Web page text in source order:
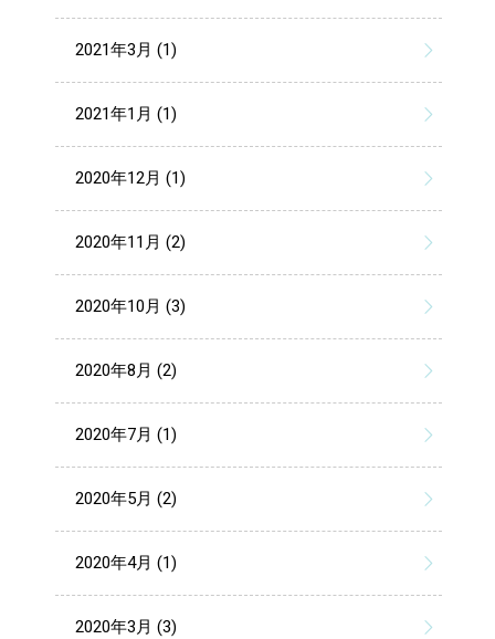
2021年3月 (1)
2021年1月 (1)
2020年12月 (1)
2020年11月 (2)
2020年10月 (3)
2020年8月 (2)
2020年7月 (1)
2020年5月 (2)
2020年4月 (1)
2020年3月 (3)